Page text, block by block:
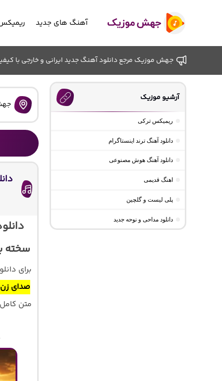
آهنگ های جدید
جهش موزیک مرجع دانلود آهنگ جدید ایرانی و خارجی با
سخته
برای
صدای
آرشیو موزیک
ریمیکس ترکی
دانلود آهنگ ترند اینستاگرام
دانلود آهنگ هوش مصنوعی
اهنگ قدیمی
پلی لیست و گلچین
دانلود مداحی و نوحه جدید